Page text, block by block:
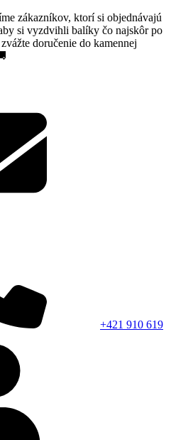
zákazníkov, ktorí si objednávajú
si vyzdvihli balíky čo najskôr po
doručenie do kamennej
+421 910 619